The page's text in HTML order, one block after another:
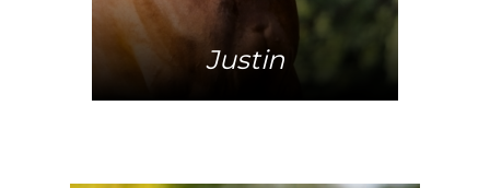
Justin